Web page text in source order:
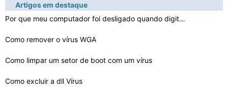
Como reparar o registro após um vírus
Grátis Programas Anti- vírus de computador
Como corrigir o vírus Trojan Vundo
O Vírus Bazooka
Artigos em destaque
Por que meu computador foi desligado quando digito em S…
Como remover o vírus WGA
Como limpar um setor de boot com um vírus
Como excluir a dll Vírus